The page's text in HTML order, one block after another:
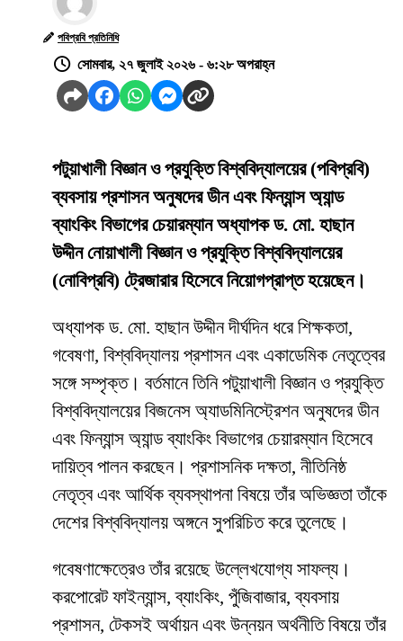
পবিপ্রবি প্রতিনিধি
সোমবার, ২৭ জুলাই ২০২৬ - ৬:২৮ অপরাহ্ন
পটুয়াখালী বিজ্ঞান ও প্রযুক্তি বিশ্ববিদ্যালয়ের (পবিপ্রবি)
ব্যবসায় প্রশাসন অনুষদের ডীন এবং ফিন্যান্স অ্যান্ড
ব্যাংকিং বিভাগের চেয়ারম্যান অধ্যাপক ড. মো. হাছান
উদ্দীন নোয়াখালী বিজ্ঞান ও প্রযুক্তি বিশ্ববিদ্যালয়ের
(নোবিপ্রবি) ট্রেজারার হিসেবে নিয়োগপ্রাপ্ত হয়েছেন।
অধ্যাপক ড. মো. হাছান উদ্দীন দীর্ঘদিন ধরে শিক্ষকতা,
গবেষণা, বিশ্ববিদ্যালয় প্রশাসন এবং একাডেমিক নেতৃত্বের
সঙ্গে সম্পৃক্ত। বর্তমানে তিনি পটুয়াখালী বিজ্ঞান ও প্রযুক্তি
বিশ্ববিদ্যালয়ের বিজনেস অ্যাডমিনিস্ট্রেশন অনুষদের ডীন
এবং ফিন্যান্স অ্যান্ড ব্যাংকিং বিভাগের চেয়ারম্যান হিসেবে
দায়িত্ব পালন করছেন। প্রশাসনিক দক্ষতা, নীতিনিষ্ঠ
নেতৃত্ব এবং আর্থিক ব্যবস্থাপনা বিষয়ে তাঁর অভিজ্ঞতা তাঁকে
দেশের বিশ্ববিদ্যালয় অঙ্গনে সুপরিচিত করে তুলেছে।
গবেষণাক্ষেত্রেও তাঁর রয়েছে উল্লেখযোগ্য সাফল্য।
করপোরেট ফাইন্যান্স, ব্যাংকিং, পুঁজিবাজার, ব্যবসায়
প্রশাসন, টেকসই অর্থায়ন এবং উন্নয়ন অর্থনীতি বিষয়ে তাঁর